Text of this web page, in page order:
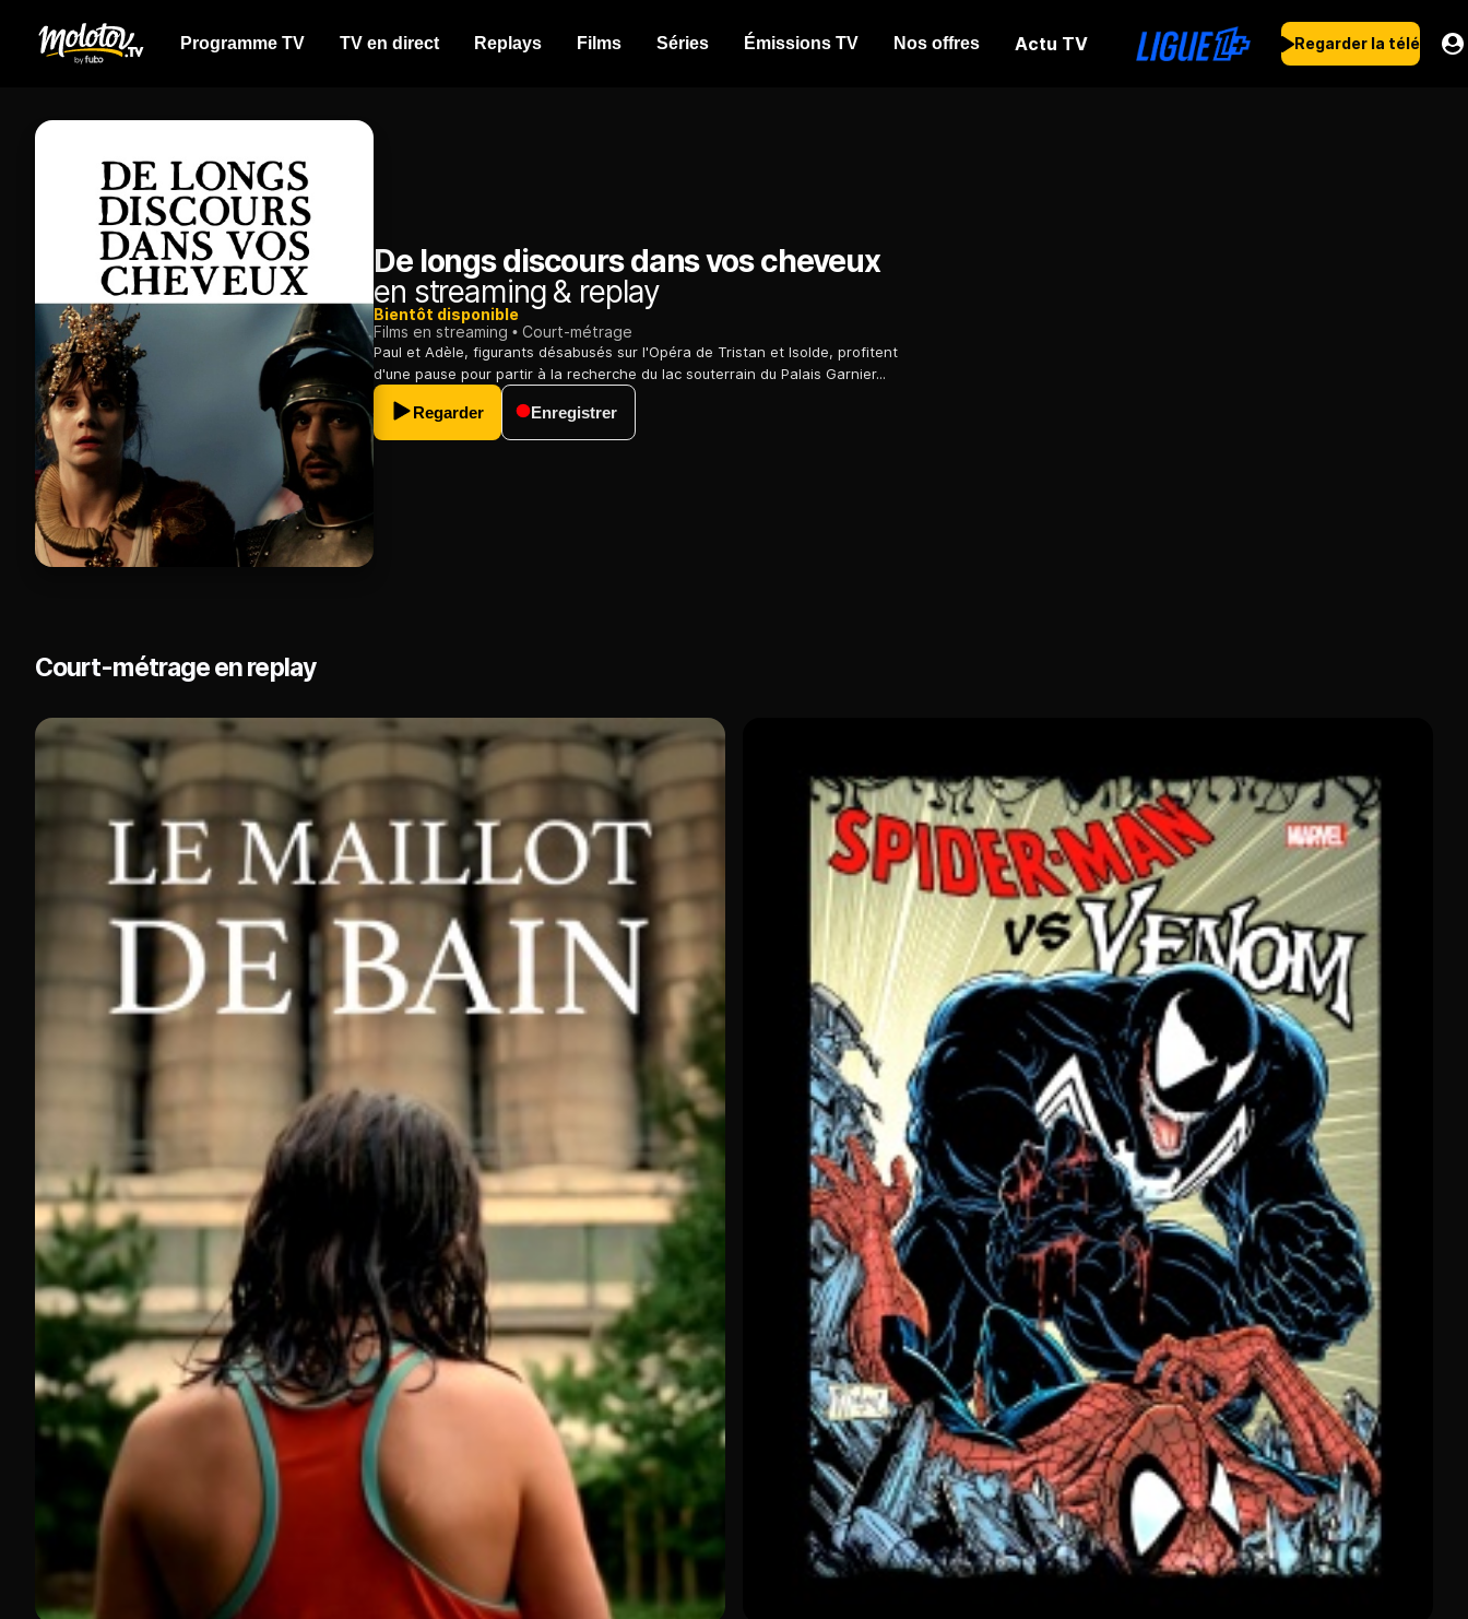
Programme TV TV en direct Replays Films Séries Émissions TV Nos offres Actu TV Regarder la télé
De longs discours dans vos cheveux
en streaming & replay
Bientôt disponible
Films en streaming
Court-métrage
Paul et Adèle, figurants désabusés sur l'Opéra de Tristan et Isolde, profitent
d'une pause pour partir à la recherche du lac souterrain du Palais Garnier...
Regarder Enregistrer
Court-métrage en replay